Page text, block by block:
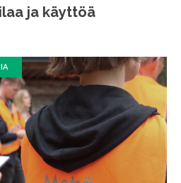
ja käyttöä